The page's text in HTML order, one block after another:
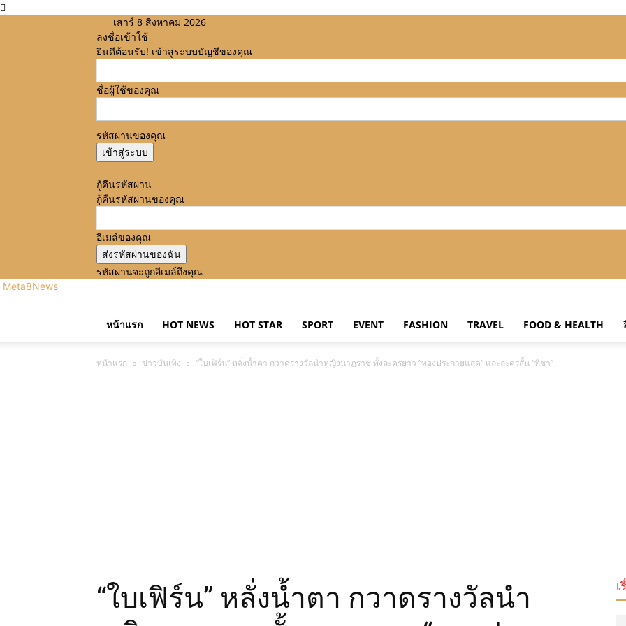
เสาร์ 8 สิงหาคม 2026
ลงชื่อเข้าใช้
ยินดีต้อนรับ! เข้าสู่ระบบบัญชีของคุณ
ชื่อผู้ใช้ของคุณ
รหัสผ่านของคุณ
กู้คืนรหัสผ่าน
กู้คืนรหัสผ่านของคุณ
อีเมล์ของคุณ
รหัสผ่านจะถูกอีเมล์ถึงคุณ
Meta8News
หน้าแรก HOT NEWS HOT STAR SPORT EVENT FASHION TRAVEL FOOD & HEALTH
หน้าแรก ข่าวบันเทิง “ใบเฟิร์น” หลั่งน้ำตา กวาดรางวัลนำหญิงนาฏราช ทั้งละครยาว “ทองประกายแสด” และละครสั้น “ทิชา”
“ใบเฟิร์น” หลั่งน้ำตา กวาดรางวัลนำ
เ